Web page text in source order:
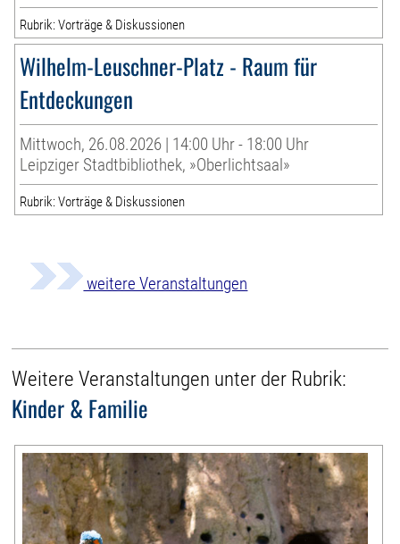
Rubrik: Vorträge & Diskussionen
Wilhelm-Leuschner-Platz - Raum für
Entdeckungen
Mittwoch, 26.08.2026 | 14:00 Uhr - 18:00 Uhr
Leipziger Stadtbibliothek, »Oberlichtsaal»
Rubrik: Vorträge & Diskussionen
weitere Veranstaltungen
Weitere Veranstaltungen unter der Rubrik:
Kinder & Familie